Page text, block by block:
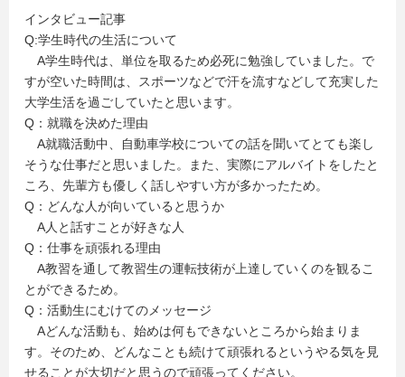
インタビュー記事
Q:学生時代の生活について
A学生時代は、単位を取るため必死に勉強していました。で
すが空いた時間は、スポーツなどで汗を流すなどして充実した
大学生活を過ごしていたと思います。
Q：就職を決めた理由
A就職活動中、自動車学校についての話を聞いてとても楽し
そうな仕事だと思いました。また、実際にアルバイトをしたと
ころ、先輩方も優しく話しやすい方が多かったため。
Q：どんな人が向いていると思うか
A人と話すことが好きな人
Q：仕事を頑張れる理由
A教習を通して教習生の運転技術が上達していくのを観るこ
とができるため。
Q：活動生にむけてのメッセージ
Aどんな活動も、始めは何もできないところから始まりま
す。そのため、どんなことも続けて頑張れるというやる気を見
せることが大切だと思うので頑張ってください。